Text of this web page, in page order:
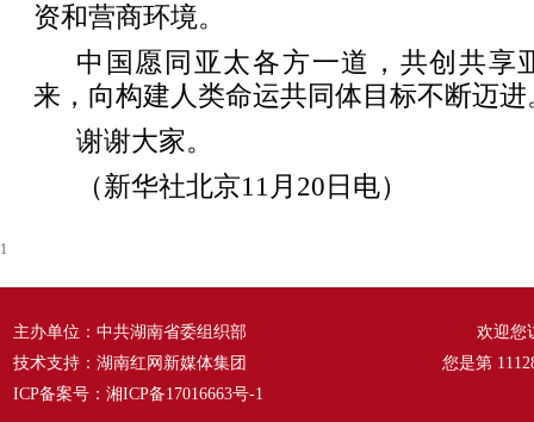
资和营商环境。
中国愿同亚太各方一道，共创共享
来，向构建人类命运共同体目标不断迈进
谢谢大家。
（新华社北京11月20日电）
1
主办单位：中共湖南省委组织部
技术支持：湖南红网新媒体集团
ICP备案号： 湘ICP备17016663号-1
欢迎您
您是第